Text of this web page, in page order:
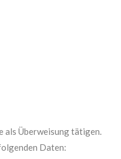
als Überweisung tätigen.
Daten: